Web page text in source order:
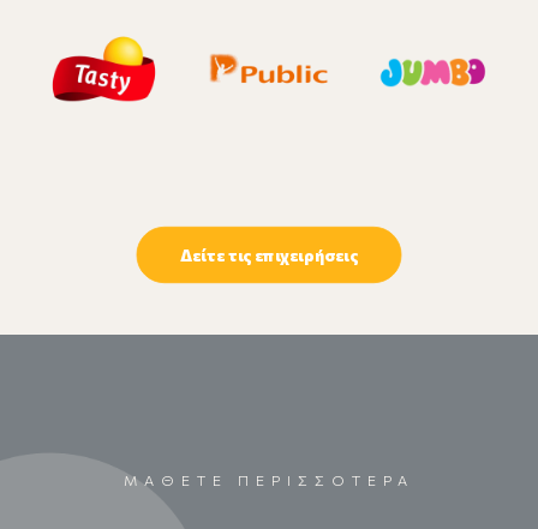
Δείτε τις επιχειρήσεις
ΜΑΘΕΤΕ ΠΕΡΙΣΣΟΤΕΡΑ